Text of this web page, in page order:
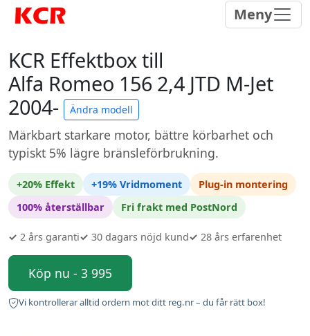
Meny
KCR Effektbox till
Alfa Romeo 156 2,4 JTD M-Jet
2004-
Ändra modell
Märkbart starkare motor, bättre körbarhet och
typiskt 5% lägre bränsleförbrukning.
+20% Effekt +19% Vridmoment
Plug-in montering
100% återställbar
Fri frakt med PostNord
✓ 2 års garanti✓ 30 dagars nöjd kund✓ 28 års erfarenhet
Köp nu - 3 995
Vi kontrollerar alltid ordern mot ditt reg.nr – du får rätt box!